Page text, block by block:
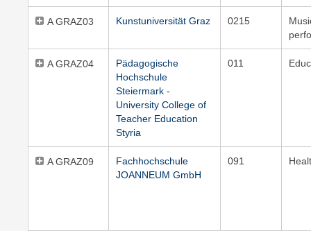
A GRAZ03 Kunstuniversität Graz 0215
A GRAZ04
Pädagogische
Hochschule
Steiermark -
University College of
Teacher Education
Styria
011
A GRAZ09
Fachhochschule
JOANNEUM GmbH
091